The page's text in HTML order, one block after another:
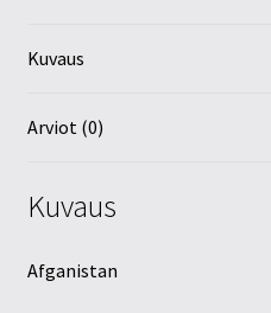
Kuvaus
Arviot (0)
Kuvaus
Afganistan